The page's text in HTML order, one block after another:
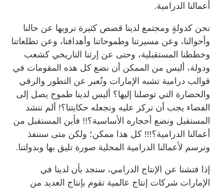
أعمالنا الدرامية.
نحن كدولةٍ ومجتمع لدينا قصص كثيرة نرويها عن حالنا
وأحوالنا، وعن مسيرتنا وطموحاتنا وأهدافنا، وعن تطلعاتنا
وخططنا المستقبلية، وحتى عن إرثنا التاريخي كشعب
ودولة، أليس من الممكن أن نضع كل هذه المقومات في
قوالب درامية تشبه الإمارات وتُعبر عن التطور والرقي
والحضارة التي توصلنا إليها؟ أليس لدينا طموح يصل إلى
الفضاء يجب أن نركز عليه ونجعله حكايتنا؟! ألم ننشد
المستقبل ونضع أحجاره الأساسية؟!! فأين المستقبل من
أعمالنا الدرامية؟!!! كل هذا ممكن؛ ولكن متى سننفذ
ونرسم لأعمالنا الدرامية المحلية صورة تليق بها وبدولتنا.
إذا فتشنا عن الإنتاج الدرامي، سنجد بأن لدينا في
الإمارات شركات إنتاج عالمية تقوم بإنتاج العديد من